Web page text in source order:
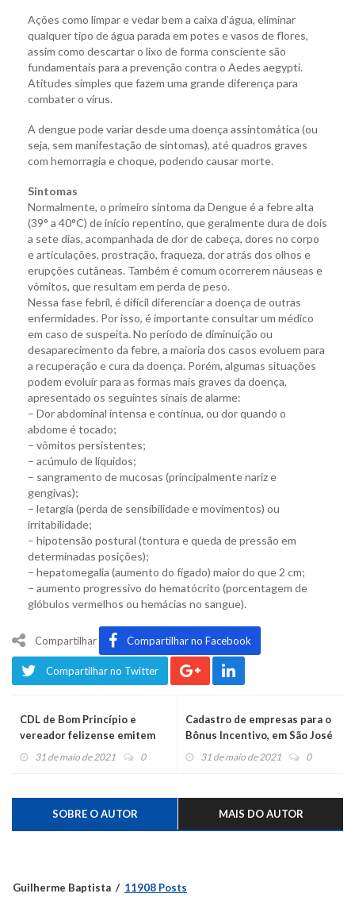
Ações como limpar e vedar bem a caixa d’água, eliminar
qualquer tipo de água parada em potes e vasos de flores,
assim como descartar o lixo de forma consciente são
fundamentais para a prevenção contra o Aedes aegypti.
Atitudes simples que fazem uma grande diferença para
combater o vírus.
A dengue pode variar desde uma doença assintomática (ou
seja, sem manifestação de sintomas), até quadros graves
com hemorragia e choque, podendo causar morte.
Sintomas
Normalmente, o primeiro sintoma da Dengue é a febre alta
(39° a 40°C) de início repentino, que geralmente dura de dois
a sete dias, acompanhada de dor de cabeça, dores no corpo
e articulações, prostração, fraqueza, dor atrás dos olhos e
erupções cutâneas. Também é comum ocorrerem náuseas e
vômitos, que resultam em perda de peso.
Nessa fase febril, é difícil diferenciar a doença de outras
enfermidades. Por isso, é importante consultar um médico
em caso de suspeita. No período de diminuição ou
desaparecimento da febre, a maioria dos casos evoluem para
a recuperação e cura da doença. Porém, algumas situações
podem evoluir para as formas mais graves da doença,
apresentado os seguintes sinais de alarme:
– Dor abdominal intensa e contínua, ou dor quando o
abdome é tocado;
– vômitos persistentes;
– acúmulo de líquidos;
– sangramento de mucosas (principalmente nariz e
gengivas);
– letargia (perda de sensibilidade e movimentos) ou
irritabilidade;
– hipotensão postural (tontura e queda de pressão em
determinadas posições);
– hepatomegalia (aumento do fígado) maior do que 2 cm;
– aumento progressivo do hematócrito (porcentagem de
glóbulos vermelhos ou hemácias no sangue).
Compartilhar Compartilhar no Facebook
Compartilhar no Twitter
CDL de Bom Princípio e
vereador felizense emitem
notas de repúdio contra a
31 de maio de 2021 0
Cadastro de empresas para o
Bônus Incentivo, em São José
do Sul31 de maio de 2021 0
SOBRE O AUTOR MAIS DO AUTOR
Guilherme Baptista 11908 Posts